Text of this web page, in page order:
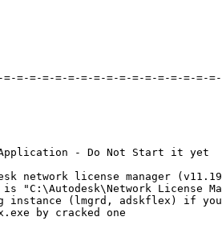
=-=-=-=-=-=-=-=-=-=-=-=-=-=-=-
- Do Not Start it yet
network license manager
"C:\Autodesk\Network License
instance (lmgrd, adskflex) if
by cracked one